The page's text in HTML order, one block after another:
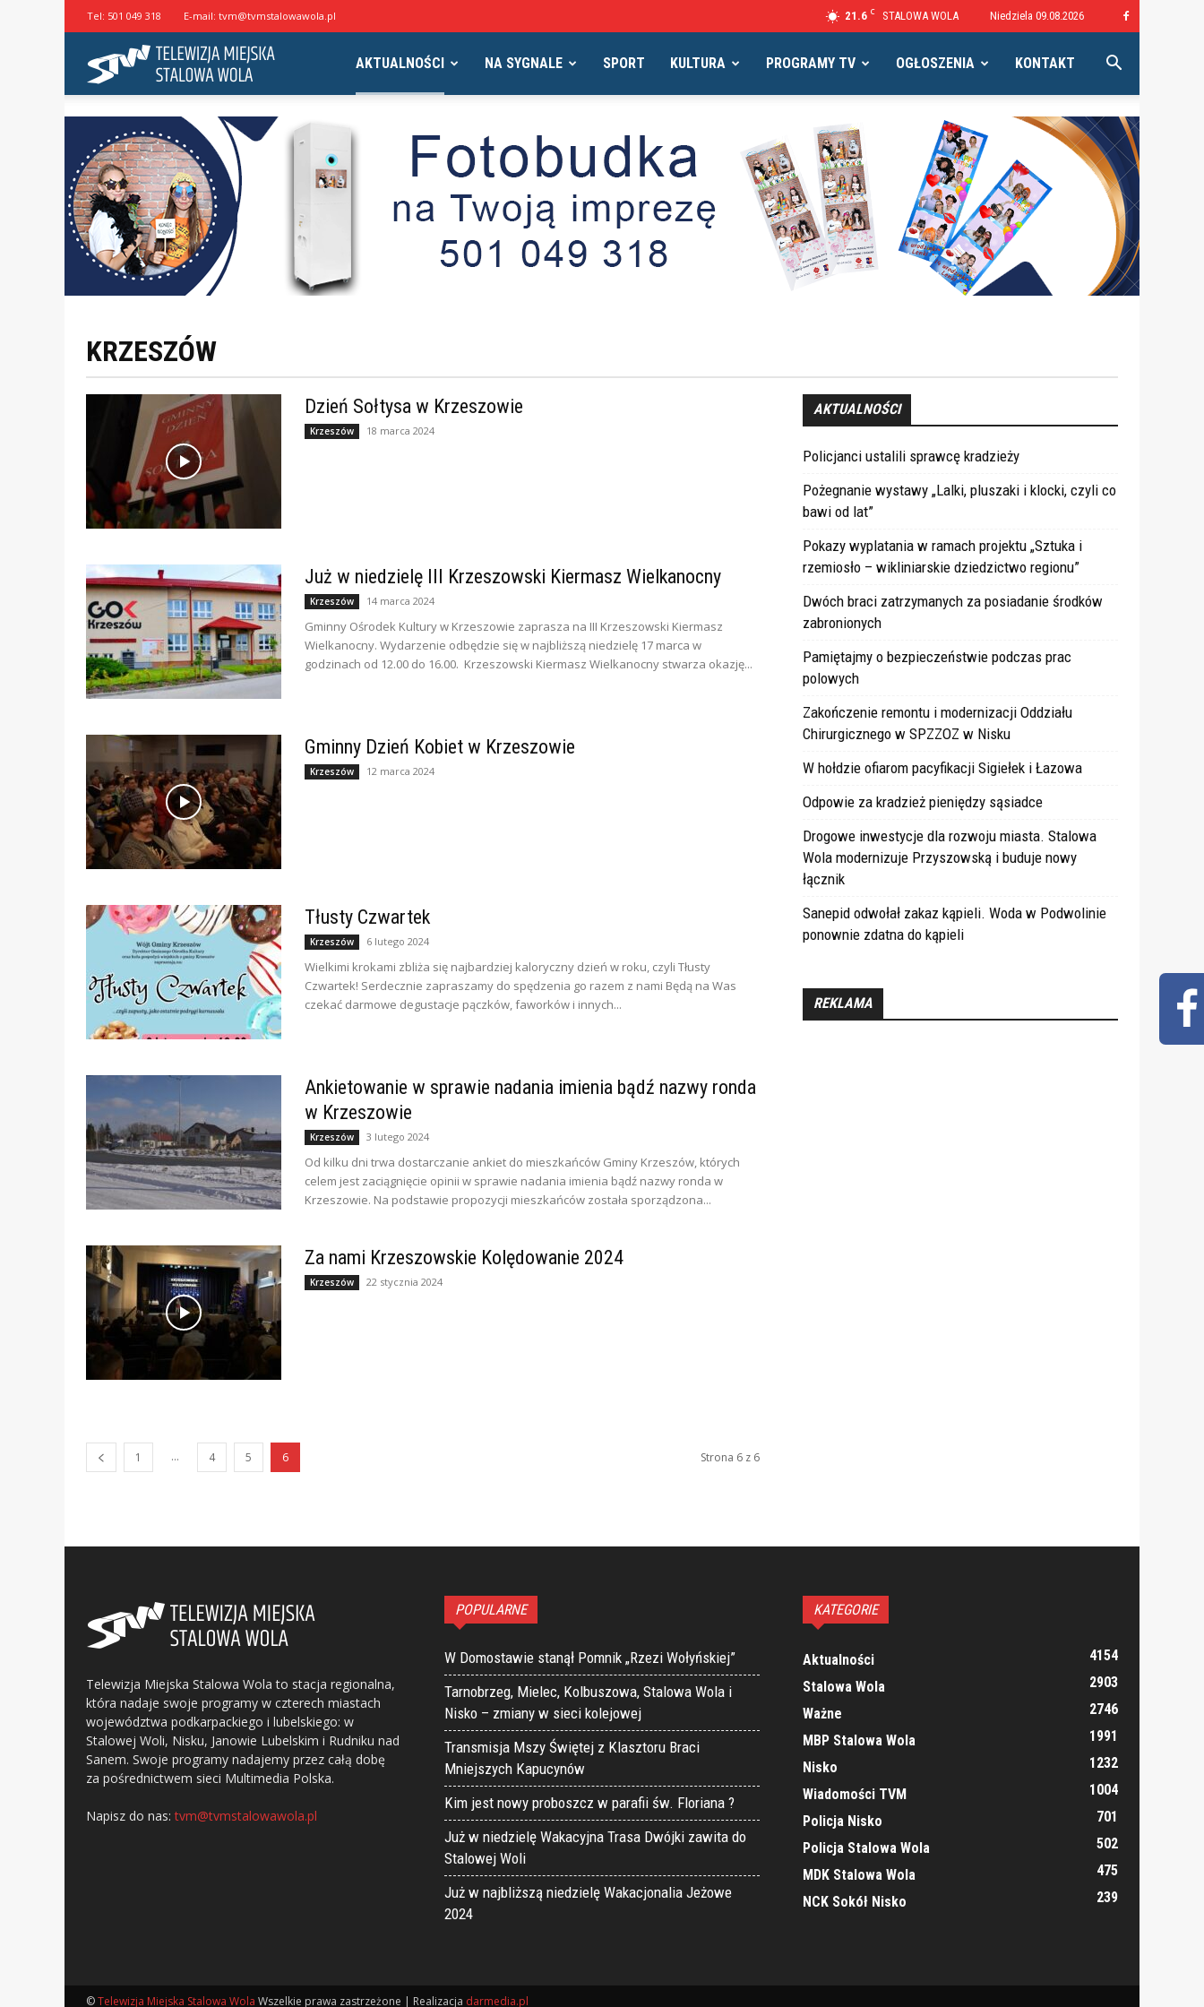
21.6 C STALOWA WOLA Niedziela 09.08.2026
Tel: 501 049 318 E-mail: tvm@tvmstalowawola.pl
Telewizja
Miejska
Stalowa
AKTUALNOŚCI NA SYGNALE SPORT KULTURA PROGRAMY TV OGŁOSZENIA KONTAKT
KRZESZÓW
Dzień Sołtysa w Krzeszowie
Krzeszów 18 marca 2024
Już w niedzielę III Krzeszowski Kiermasz Wielkanocny
Krzeszów 14 marca 2024
Gminny Ośrodek Kultury w Krzeszowie zaprasza na III Krzeszowski Kiermasz
Wielkanocny. Wydarzenie odbędzie się w najbliższą niedzielę 17 marca w
godzinach od 12.00 do 16.00. Krzeszowski Kiermasz Wielkanocny stwarza okazję...
Gminny Dzień Kobiet w Krzeszowie
Krzeszów 12 marca 2024
Tłusty Czwartek
Krzeszów 6 lutego 2024
Wielkimi krokami zbliża się najbardziej kaloryczny dzień w roku, czyli Tłusty
Czwartek! Serdecznie zapraszamy do spędzenia go razem z nami Będą na Was
czekać darmowe degustacje pączków, faworków i innych...
Ankietowanie w sprawie nadania imienia bądź nazwy ronda
w Krzeszowie
Krzeszów 3 lutego 2024
Od kilku dni trwa dostarczanie ankiet do mieszkańców Gminy Krzeszów, których
celem jest zaciągnięcie opinii w sprawie nadania imienia bądź nazwy ronda w
Krzeszowie. Na podstawie propozycji mieszkańców została sporządzona...
Za nami Krzeszowskie Kolędowanie 2024
Krzeszów 22 stycznia 2024
1 ... 4 5 6 Strona 6 z 6
AKTUALNOŚCI
Policjanci ustalili sprawcę kradzieży
Pożegnanie wystawy „Lalki, pluszaki i klocki, czyli co
bawi od lat”
Pokazy wyplatania w ramach projektu „Sztuka i
rzemiosło – wikliniarskie dziedzictwo regionu”
Dwóch braci zatrzymanych za posiadanie środków
zabronionych
Pamiętajmy o bezpieczeństwie podczas prac
polowych
Zakończenie remontu i modernizacji Oddziału
Chirurgicznego w SPZZOZ w Nisku
W hołdzie ofiarom pacyfikacji Sigiełek i Łazowa
Odpowie za kradzież pieniędzy sąsiadce
Drogowe inwestycje dla rozwoju miasta. Stalowa
Wola modernizuje Przyszowską i buduje nowy
łącznik
Sanepid odwołał zakaz kąpieli. Woda w Podwolinie
ponownie zdatna do kąpieli
REKLAMA
Telewizja Miejska Stalowa Wola to stacja regionalna,
która nadaje swoje programy w czterech miastach
województwa podkarpackiego i lubelskiego: w
Stalowej Woli, Nisku, Janowie Lubelskim i Rudniku nad
Sanem. Swoje programy nadajemy przez całą dobę
za pośrednictwem sieci Multimedia Polska.
Napisz do nas:tvm@tvmstalowawola.pl
POPULARNE
W Domostawie stanął Pomnik „Rzezi Wołyńskiej”
Tarnobrzeg, Mielec, Kolbuszowa, Stalowa Wola i
Nisko – zmiany w sieci kolejowej
Transmisja Mszy Świętej z Klasztoru Braci
Mniejszych Kapucynów
Kim jest nowy proboszcz w parafii św. Floriana ?
Już w niedzielę Wakacyjna Trasa Dwójki zawita do
Stalowej Woli
Już w najbliższą niedzielę Wakacjonalia Jeżowe
2024
KATEGORIE
Aktualności
4154
Stalowa Wola
2903
Ważne
2746
MBP Stalowa Wola
1991
Nisko
1232
Wiadomości TVM
1004
Policja Nisko
701
Policja Stalowa Wola
502
MDK Stalowa Wola
475
NCK Sokół Nisko
239
©Telewizja Miejska Stalowa Wola Wszelkie prawa zastrzeżone | Realizacja darmedia.pl